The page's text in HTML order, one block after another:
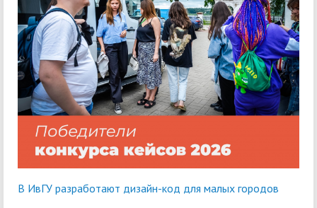
В ИвГУ разработают дизайн-код для малых городов